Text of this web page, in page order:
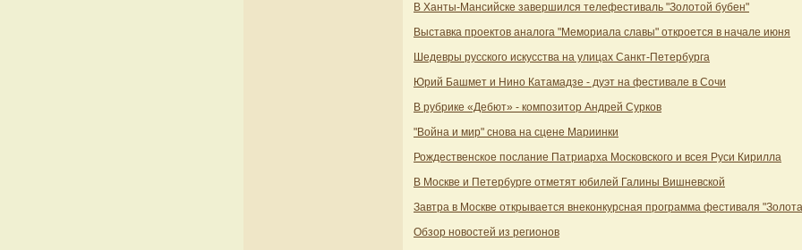
В Ханты-Мансийске завершился телефестиваль "Золотой бубен"
Выставка проектов аналога "Мемориала славы" откроется в начале июня
Шедевры русского искусства на улицах Санкт-Петербурга
Юрий Башмет и Нино Катамадзе - дуэт на фестивале в Сочи
В рубрике «Дебют» - композитор Андрей Сурков
"Война и мир" снова на сцене Мариинки
Рождественское послание Патриарха Московского и всея Руси Кирилла
В Москве и Петербурге отметят юбилей Галины Вишневской
Завтра в Москве открывается внеконкурсная программа фестиваля
Обзор новостей из регионов